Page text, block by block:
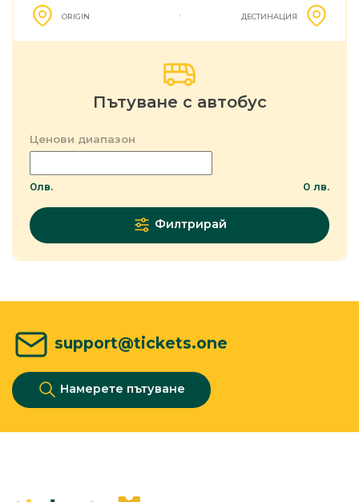
ORIGIN ДЕСТИНАЦИЯ
Пътуване с автобус
Ценови диапазон
0лв. 0 лв.
Филтрирай
support@tickets.one
Намерете пътуване